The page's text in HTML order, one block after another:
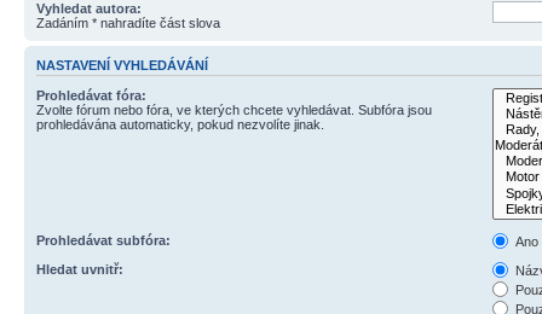
Vyhledat autora:
Zadáním * nahradíte část slova
NASTAVENÍ VYHLEDÁVÁNÍ
Prohledávat fóra:
Zvolte fórum nebo fóra, ve kterých chcete vyhledávat. Subfóra jsou
prohledávána automaticky, pokud nezvolíte jinak.
Prohledávat subfóra:
Ano
Hledat uvnitř: